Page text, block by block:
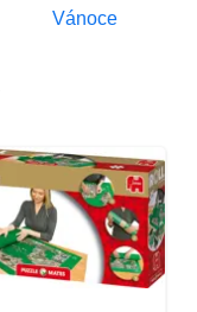
Vánoce